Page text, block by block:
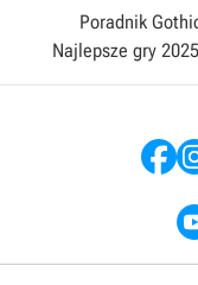
Poradnik
Najlepsze gry